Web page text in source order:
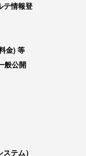
テ情報登
金) 等
般公開
テム）